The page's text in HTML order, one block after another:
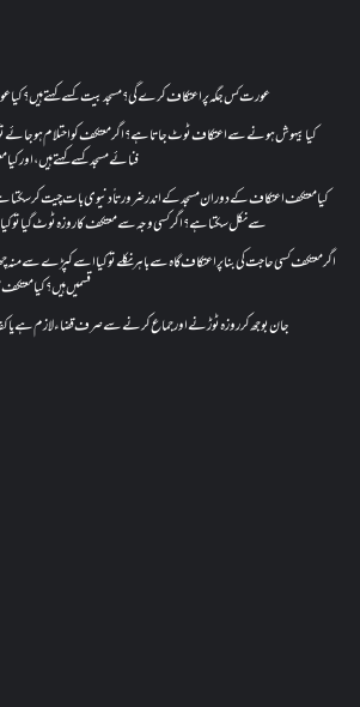
عورت کس جگہ پر اعتکاف کرے گی؟مسجد بیت کسے کہتے ہیں؟کیا
کیا بیہوش ہونے سے اعتکاف ٹوٹ جاتا ہے؟ اگر معتکف کو احتلام ہو جائے
فنائے مسجد کسے کہتے ہیں ، اور
کیا معتکف اعتکاف کے دوران مسجد کے اندر ضرورتاً دنیوی بات چیت کر سکتا
سے نکل سکتا ہے؟ اگر کسی وجہ سے معتکف کا روزہ ٹوٹ گیا تو
اگر معتکف کسی حاجت کی بنا پر اعتکاف گاہ سے باہر نکلے تو کیا اسے کپڑے سے
قسمیں ہیں؟کیا
جان بوجھ کر روزہ ٹوڑنے اور جماع کرنے سے صرف قضاء لازم ہے یا